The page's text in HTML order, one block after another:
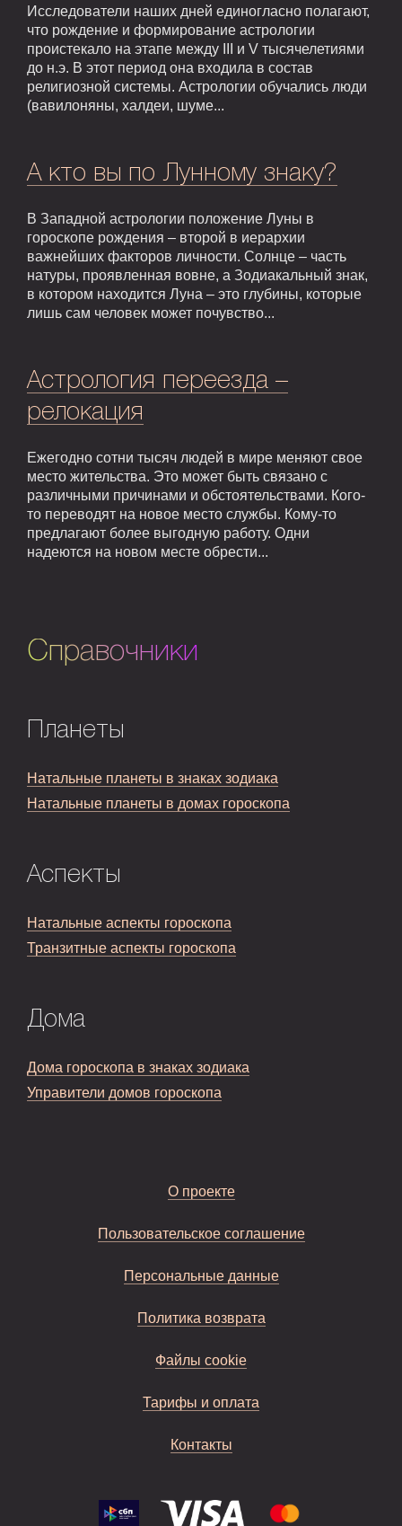
Исследователи наших дней единогласно полагают,
что рождение и формирование астрологии
проистекало на этапе между III и V тысячелетиями
до н.э. В этот период она входила в состав
религиозной системы. Астрологии обучались люди
(вавилоняны, халдеи, шуме...
А кто вы по Лунному знаку?
В Западной астрологии положение Луны в
гороскопе рождения – второй в иерархии
важнейших факторов личности. Солнце – часть
натуры, проявленная вовне, а Зодиакальный знак,
в котором находится Луна – это глубины, которые
лишь сам человек может почувство...
Астрология переезда –
релокация
Ежегодно сотни тысяч людей в мире меняют свое
место жительства. Это может быть связано с
различными причинами и обстоятельствами. Кого-
то переводят на новое место службы. Кому-то
предлагают более выгодную работу. Одни
надеются на новом месте обрести...
Справочники
Планеты
Натальные планеты в знаках зодиака
Натальные планеты в домах гороскопа
Аспекты
Натальные аспекты гороскопа
Транзитные аспекты гороскопа
Дома
Дома гороскопа в знаках зодиака
Управители домов гороскопа
О проекте
Пользовательское соглашение
Персональные данные
Политика возврата
Файлы cookie
Тарифы и оплата
Контакты